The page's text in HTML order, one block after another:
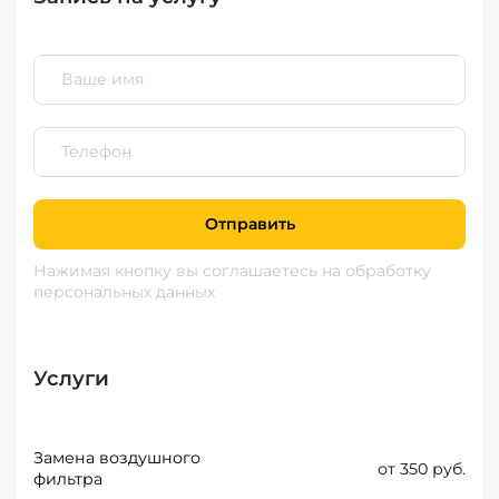
Отправить
Нажимая кнопку вы соглашаетесь на обработку
персональных данных
Услуги
Замена воздушного
фильтра
от 350 руб.